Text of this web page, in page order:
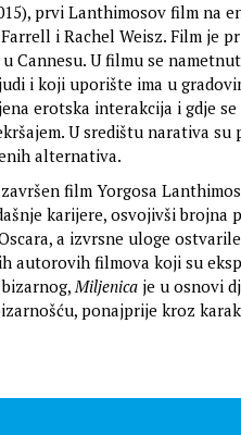
prvi Lanthimosov film na
i Rachel Weisz. Film je
Cannesu. U filmu se
i koji uporište ima u
erotska interakcija i gdje
U središtu narativa
alternativa.
film Yorgosa
karijere, osvojivši brojna
a izvrsne uloge
autorovih filmova koji su
Miljenica je u osnovi
ponajprije kroz